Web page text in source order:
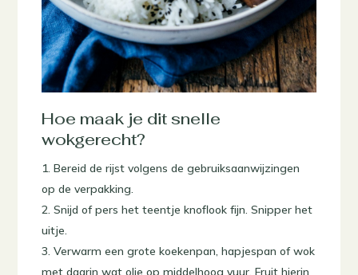
Hoe maak je dit snelle
wokgerecht?
Bereid de rijst volgens de gebruiksaanwijzingen
op de verpakking.
Snijd of pers het teentje knoflook fijn. Snipper het
uitje.
Verwarm een grote koekenpan, hapjespan of wok
met daarin wat olie op middelhoog vuur. Fruit hierin